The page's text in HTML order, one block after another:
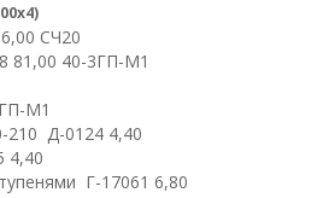
СЧ20
81,00 40-3ГП-М1
М1
210 Д-0124 4,40
4,40
Г-17061 6,80